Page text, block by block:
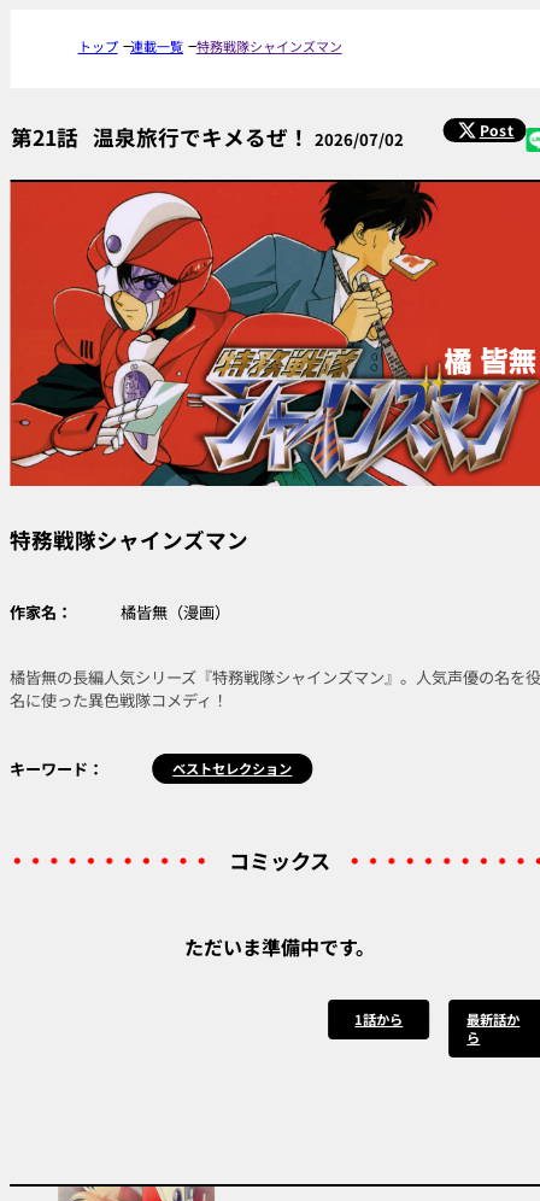
トップ 連載一覧 特務戦隊シャインズマン
第21話 温泉旅行でキメるぜ！ 2026/07/02 Post
特務戦隊シャインズマン
作家名： 橘皆無（漫画）
橘皆無の長編人気シリーズ『特務戦隊シャインズマン』。人気声優の名を
名に使った異色戦隊コメディ！
キーワード： ベストセレクション
コミックス
ただいま準備中です。
1話から 最新話か
ら